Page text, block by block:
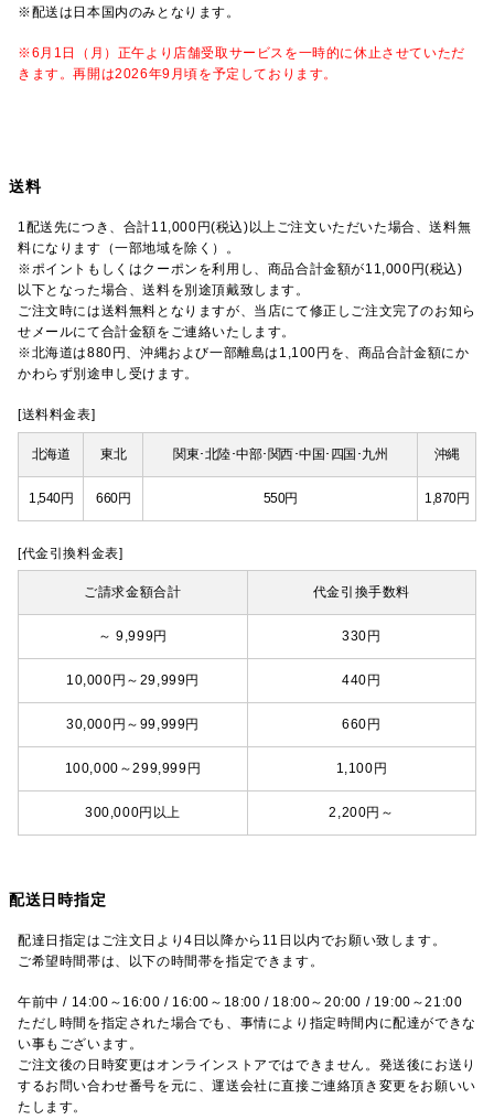
※配送は日本国内のみとなります。
※6月1日（月）正午より店舗受取サービスを一時的に休止させていただ
きます。再開は2026年9月頃を予定しております。
送料
1配送先につき、合計11,000円(税込)以上ご注文いただいた場合、送料無
料になります（一部地域を除く）。
※ポイントもしくはクーポンを利用し、商品合計金額が11,000円(税込)
以下となった場合、送料を別途頂戴致します。
ご注文時には送料無料となりますが、当店にて修正しご注文完了のお知ら
せメールにて合計金額をご連絡いたします。
※北海道は880円、沖縄および一部離島は1,100円を、商品合計金額にか
かわらず別途申し受けます。
[送料料金表]
北海道 東北 関東･北陸･中部･関西･中国･四国･九州 沖縄
1,540円 660円 550円 1,870円
[代金引換料金表]
ご請求金額合計 代金引換手数料
～ 9,999円 330円
10,000円～29,999円 440円
30,000円～99,999円 660円
100,000～299,999円 1,100円
300,000円以上 2,200円～
配送日時指定
配達日指定はご注文日より4日以降から11日以内でお願い致します。
ご希望時間帯は、以下の時間帯を指定できます。
午前中 / 14:00～16:00 / 16:00～18:00 / 18:00～20:00 / 19:00～21:00
ただし時間を指定された場合でも、事情により指定時間内に配達ができな
い事もございます。
ご注文後の日時変更はオンラインストアではできません。発送後にお送り
するお問い合わせ番号を元に、運送会社に直接ご連絡頂き変更をお願いい
たします。